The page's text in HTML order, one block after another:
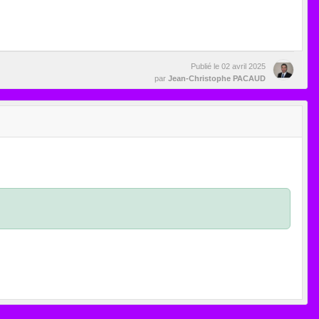
Publié le 02 avril 2025
par Jean-Christophe PACAUD